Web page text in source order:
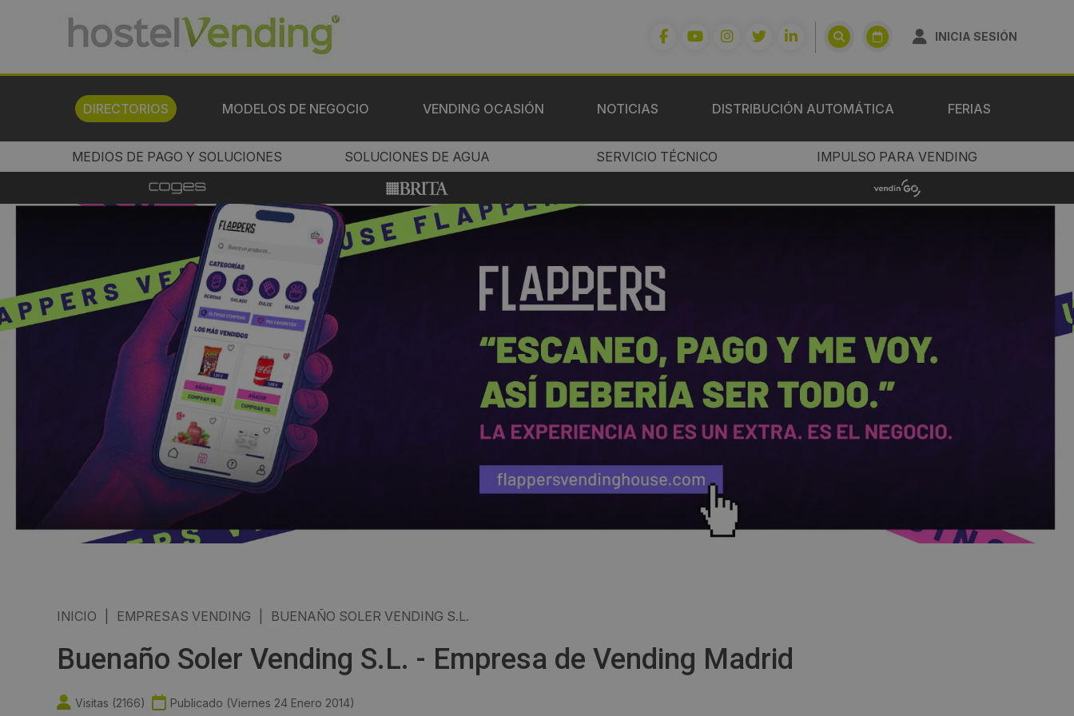
INICIA SESIÓN
DIRECTORIOS MODELOS DE NEGOCIO VENDING OCASIÓN NOTICIAS DISTRIBUCIÓN AUTOMÁTICA FERIAS
MEDIOS DE PAGO Y SOLUCIONES SOLUCIONES DE AGUA SERVICIO TÉCNICO IMPULSO PARA VENDING
INICIO EMPRESAS VENDING BUENAÑO SOLER VENDING S.L.
Buenaño Soler Vending S.L. - Empresa de Vending Madrid
Visitas (2166) Publicado (Viernes 24 Enero 2014)